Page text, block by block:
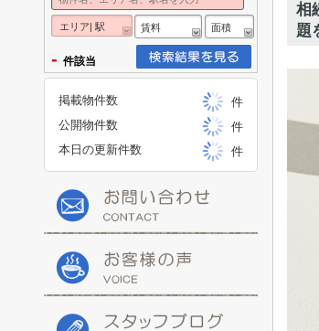
相
題
エリア| 駅 賃料 面積
- 件該当
掲載物件数
件
公開物件数
件
本日の更新件数
件